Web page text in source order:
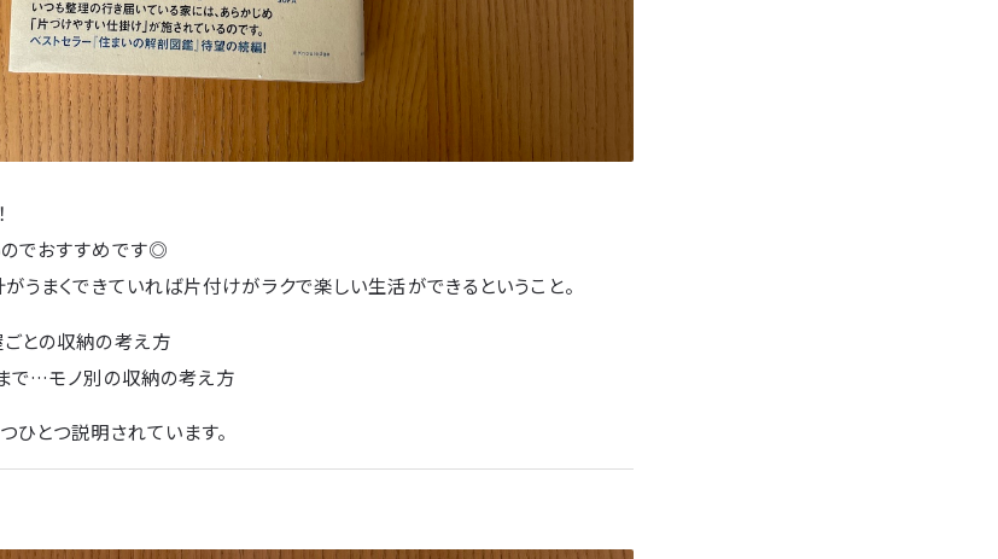
のでおすすめです◎
がうまくできていれば片付けがラクで楽しい生活ができるということ。
との収納の考え方
で…モノ別の収納の考え方
ひとつ説明されています。